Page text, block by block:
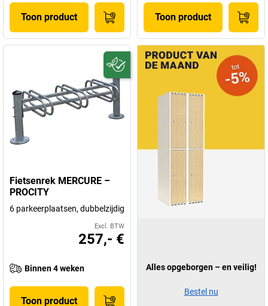
Toon product Toon product
Fietsenrek MERCURE –
PROCITY
6 parkeerplaatsen, dubbelzijdig
Excl. BTW
257,- €
Binnen 4 weken
Toon product
Alles opgeborgen – en veilig!
Bestel nu